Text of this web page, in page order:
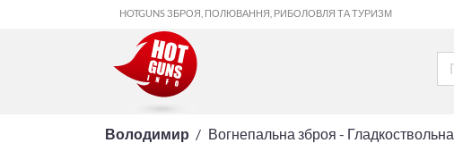
HOTGUNS ЗБРОЯ, ПОЛЮВАННЯ, РИБОЛОВЛЯ ТА ТУРИЗМ
Володимир Вогнепальна зброя - Гладкоствольна